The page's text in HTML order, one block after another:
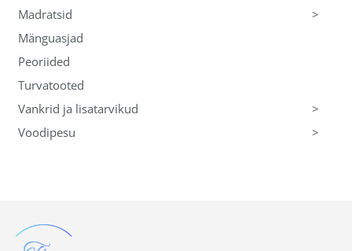
>
Madratsid
Mänguasjad
Peoriided
Turvatooted
>
Vankrid ja lisatarvikud
>
Voodipesu